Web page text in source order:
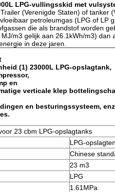
LPG-vullingsskid met
(Verenigde Staten) of
petroleumgas (LPG of LP
die als brandstof worden
m3 gelijk aan 26.1kWh/m3)
in deze jaren.
(1) 23000L LPG-opslagtank,
en
verticale klep
en besturingssysteem,
23 cbm LPG-opslagtanks
LPG-
Chinese
23 m3
LPG
1.61MPa